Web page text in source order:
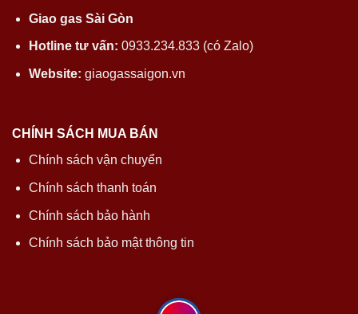
Giao gas Sài Gòn
Hotline tư vấn: 0933.234.833 (có Zalo)
Website: giaogassaigon.vn
CHÍNH SÁCH MUA BÁN
Chính sách vận chuyển
Chính sách thanh toán
Chính sách bảo hành
Chính sách bảo mật thông tin